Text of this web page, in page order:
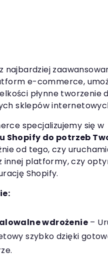
najbardziej
e-commerce,
płynne tworzenie
sklepów
specjalizujemy się w
Shopify do potrzeb
od tego, czy
innej platformy, czy
Shopify.
wdrożenie –
szybko dzięki